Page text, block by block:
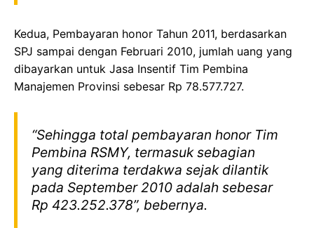
Kedua, Pembayaran honor Tahun 2011, berdasarkan
SPJ sampai dengan Februari 2010, jumlah uang yang
dibayarkan untuk Jasa Insentif Tim Pembina
Manajemen Provinsi sebesar Rp 78.577.727.
“Sehingga total pembayaran honor Tim
Pembina RSMY, termasuk sebagian
yang diterima terdakwa sejak dilantik
pada September 2010 adalah sebesar
Rp 423.252.378”, bebernya.